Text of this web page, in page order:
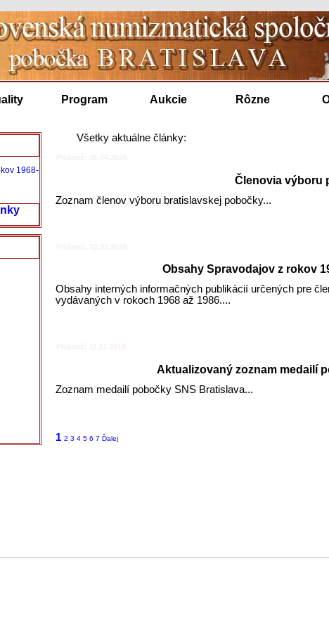
Program Aukcie Rôzne
Všetky aktuálne články:
Členovia výboru
Zoznam členov výboru bratislavskej pobočky...
Obsahy Spravodajov z rokov
Obsahy interných informačných publikácií určených pre
vydávaných v rokoch 1968 až 1986....
Aktualizovaný zoznam medailí
Zoznam medailí pobočky SNS Bratislava...
1 2 3 4 5 6 7 Ďalej
1968-